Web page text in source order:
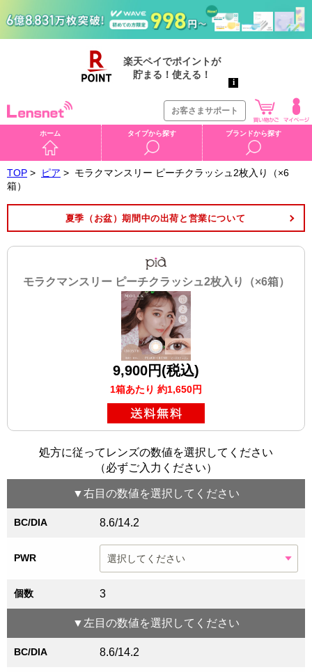
お客さまサポート
ホーム タイプから探す ブランドから探す
TOP > ピア > モラクマンスリー ピーチクラッシュ2枚入り（×6
箱）
夏季（お盆）期間中の出荷と営業について
モラクマンスリー ピーチクラッシュ2枚入り（×6箱）
9,900円(税込)
1箱あたり 約1,650円
処方に従ってレンズの数値を選択してください
（必ずご入力ください）
▼右目 の数値を選択してください
BC/DIA 8.6/14.2
PWR
個数 3
▼ 左目 の数値を選択してください
BC/DIA 8.6/14.2